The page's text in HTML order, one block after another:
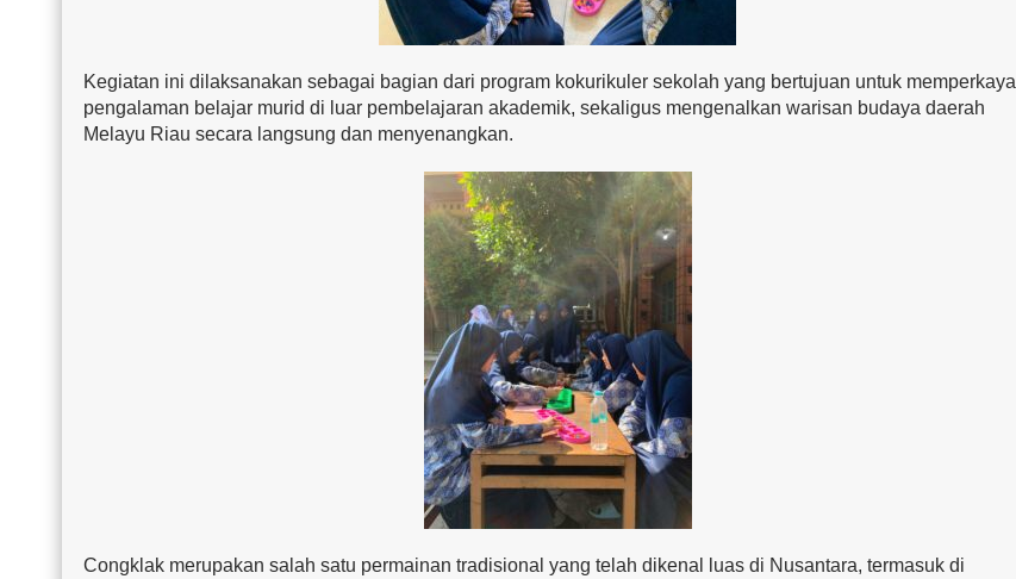
Kegiatan ini dilaksanakan sebagai bagian dari program kokurikuler sekolah yang bertujuan untuk memperkaya
pengalaman belajar murid di luar pembelajaran akademik, sekaligus mengenalkan warisan budaya daerah
Melayu Riau secara langsung dan menyenangkan.
Congklak merupakan salah satu permainan tradisional yang telah dikenal luas di Nusantara, termasuk di